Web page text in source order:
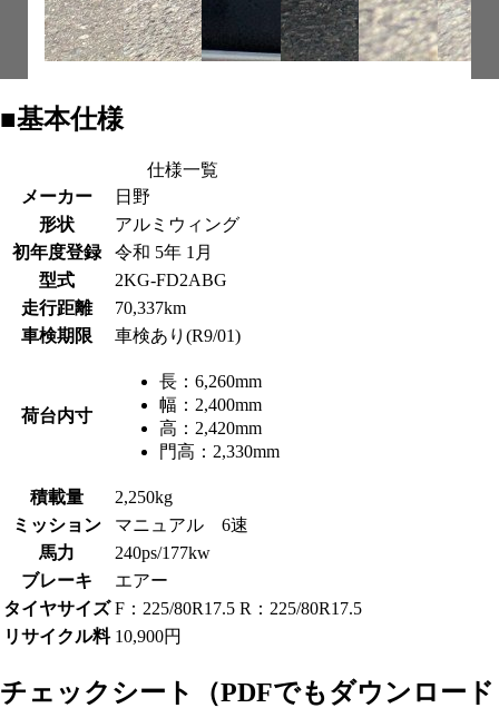
■基本仕様
仕様一覧
メーカー
日野
形状
アルミウィング
初年度登録
令和 5年 1月
型式
2KG-FD2ABG
走行距離
70,337km
車検期限
車検あり(R9/01)
荷台内寸
長： 6,260mm
幅： 2,400mm
高： 2,420mm
門高： 2,330mm
積載量
2,250kg
ミッション
マニュアル 6速
馬力
240ps/177kw
ブレーキ
エアー
タイヤサイズ F：225/80R17.5 R：225/80R17.5
リサイクル料 10,900円
チェックシート
（PDFでもダウンロード